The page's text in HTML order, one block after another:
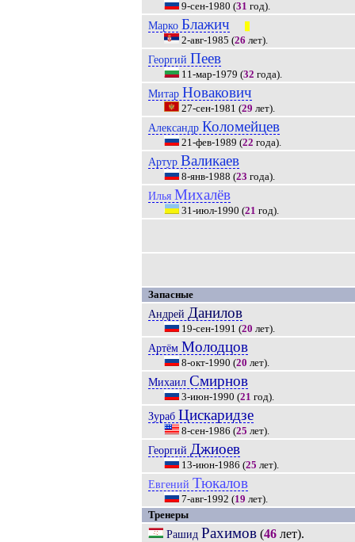
9-сен-1980 (31 год).
Марко Блажич
2-авг-1985 (26 лет).
Георгий Пеев
11-мар-1979 (32 года).
Митар Новакович
27-сен-1981 (29 лет).
Александр Коломейцев
21-фев-1989 (22 года).
Артур Валикаев
8-янв-1988 (23 года).
Илья Михалёв
31-июл-1990 (21 год).
Запасные
Андрей Данилов
19-сен-1991 (20 лет).
Артём Молодцов
8-окт-1990 (20 лет).
Михаил Смирнов
3-июн-1990 (21 год).
Зураб Цискаридзе
8-сен-1986 (25 лет).
Георгий Джиоев
13-июн-1986 (25 лет).
Евгений Тюкалов
7-авг-1992 (19 лет).
Тренеры
Рашид Рахимов(46лет).